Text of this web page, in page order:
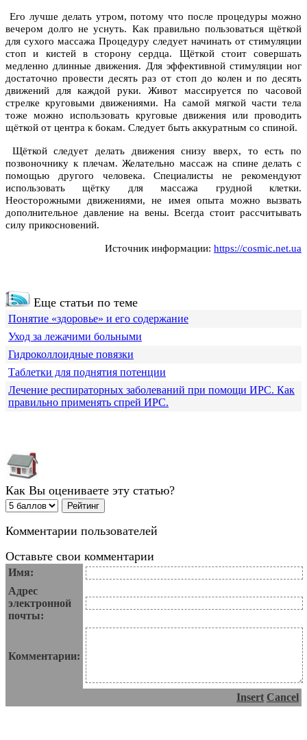
Его лучше делать утром, потому что после процедуры можно
вечером долго не уснуть. Как правильно пользоваться щёткой
для сухого массажа Процедуру следует начинать от стимуляции
стоп и кистей в сторону сердца. Щёткой стоит совершать
медленно длинные движения. Для эффективной стимуляции ног
достаточно провести десять раз от стоп до колен и по десять
движений для каждой руки. Живот массируется по часовой
стрелке круговыми движениями. На самой мягкой части тела
тоже можно использовать круговые движения или проводить
щёткой от центра к бокам. Следует быть аккуратным со спиной.
Щёткой следует делать движения снизу вверх, то есть по
позвоночнику к плечам. Желательно массаж на спине делать с
помощью другого человека. Специалисты не рекомендуют
использовать щётку для массажа грудной клетки.
Неосторожными движениями, не имея опыта можно вызвать
дополнительное давление на вены. Всегда стоит рассчитывать
силу прикосновений.
Источник информации: https://cosmic.net.ua
Еще статьи по теме
Понятие «здоровье» и его содержание
Уход за лежачими больными
Гидроколлоидные повязки
Таблетки для поднятия потенции
Лечение респираторных заболеваний при помощи ИРС. Как
правильно применять спрей ИРС.
Как Вы оцениваете эту статью?
Комментарии пользователей
Оставьте свои комментарии
Имя:
Адрес
электронной
почты:
Комментарии:
Insert Cancel